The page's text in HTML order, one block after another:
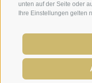
unten auf der Seite oder
Ihre Einstellungen gelten